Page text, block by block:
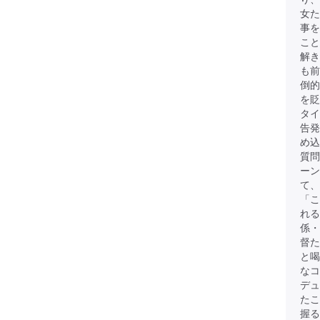
女
事
こ
解
も
倒
を
タ
告
め
質
ー
て
「
れ
係
督
と
な
デ
た
握